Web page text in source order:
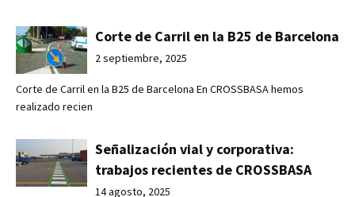
Corte de Carril en la B25 de Barcelona
2 septiembre, 2025
Corte de Carril en la B25 de Barcelona En CROSSBASA hemos
realizado recien
Señalización vial y corporativa:
trabajos recientes de CROSSBASA
14 agosto, 2025